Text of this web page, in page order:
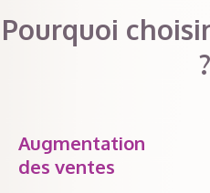
Pourquoi
?
Augmentation
des ventes